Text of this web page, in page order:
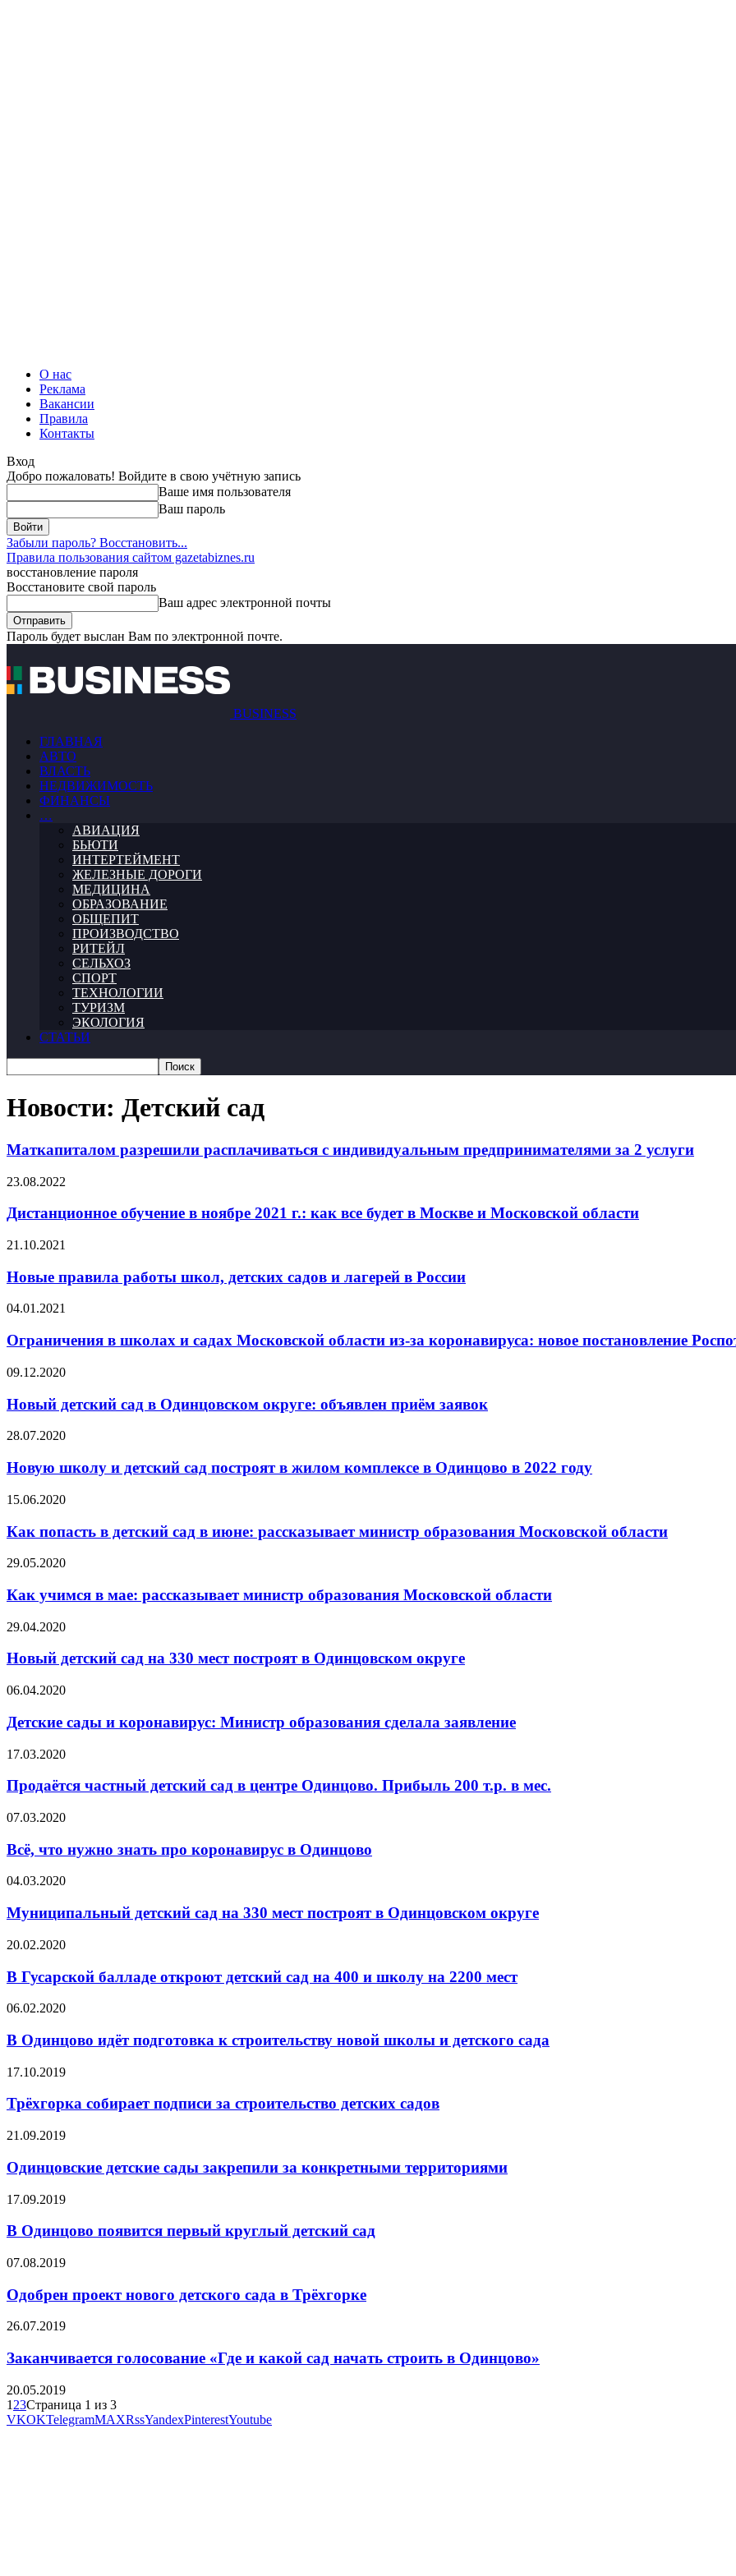
О нас
Реклама
Вакансии
Правила
Контакты
Вход
Добро пожаловать! Войдите в свою учётную запись
Ваше имя пользователя
Ваш пароль
Забыли пароль? Восстановить...
Правила пользования сайтом gazetabiznes.ru
восстановление пароля
Восстановите свой пароль
Ваш адрес электронной почты
Пароль будет выслан Вам по электронной почте.
BUSINESS
ГЛАВНАЯ
АВТО
ВЛАСТЬ
НЕДВИЖИМОСТЬ
ФИНАНСЫ
…
АВИАЦИЯ
БЬЮТИ
ИНТЕРТЕЙМЕНТ
ЖЕЛЕЗНЫЕ ДОРОГИ
МЕДИЦИНА
ОБРАЗОВАНИЕ
ОБЩЕПИТ
ПРОИЗВОДСТВО
РИТЕЙЛ
СЕЛЬХОЗ
СПОРТ
ТЕХНОЛОГИИ
ТУРИЗМ
ЭКОЛОГИЯ
СТАТЬИ
Новости: Детский сад
Маткапиталом разрешили расплачиваться с индивидуальным предпринимателями за 2 услуги
23.08.2022
Дистанционное обучение в ноябре 2021 г.: как все будет в Москве и Московской области
21.10.2021
Новые правила работы школ, детских садов и лагерей в России
04.01.2021
Ограничения в школах и садах Московской области из-за коронавируса: новое постановление
09.12.2020
Новый детский сад в Одинцовском округе: объявлен приём заявок
28.07.2020
Новую школу и детский сад построят в жилом комплексе в Одинцово в 2022 году
15.06.2020
Как попасть в детский сад в июне: рассказывает министр образования Московской области
29.05.2020
Как учимся в мае: рассказывает министр образования Московской области
29.04.2020
Новый детский сад на 330 мест построят в Одинцовском округе
06.04.2020
Детские сады и коронавирус: Министр образования сделала заявление
17.03.2020
Продаётся частный детский сад в центре Одинцово. Прибыль 200 т.р. в мес.
07.03.2020
Всё, что нужно знать про коронавирус в Одинцово
04.03.2020
Муниципальный детский сад на 330 мест построят в Одинцовском округе
20.02.2020
В Гусарской балладе откроют детский сад на 400 и школу на 2200 мест
06.02.2020
В Одинцово идёт подготовка к строительству новой школы и детского сада
17.10.2019
Трёхгорка собирает подписи за строительство детских садов
21.09.2019
Одинцовские детские сады закрепили за конкретными территориями
17.09.2019
В Одинцово появится первый круглый детский сад
07.08.2019
Одобрен проект нового детского сада в Трёхгорке
26.07.2019
Заканчивается голосование «Где и какой сад начать строить в Одинцово»
20.05.2019
1 23Страница 1 из 3
VKOKTelegramMAXRssYandexPinterestYoutube